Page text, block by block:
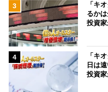
3
「キ
るか
投資
4
「キ
日は
投資